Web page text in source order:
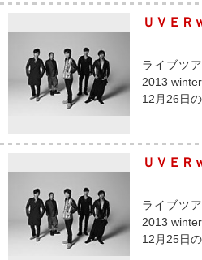
ＵＶＥＲ
ライブツ
2013
12月26日
ＵＶＥＲ
ライブツ
2013
12月25日